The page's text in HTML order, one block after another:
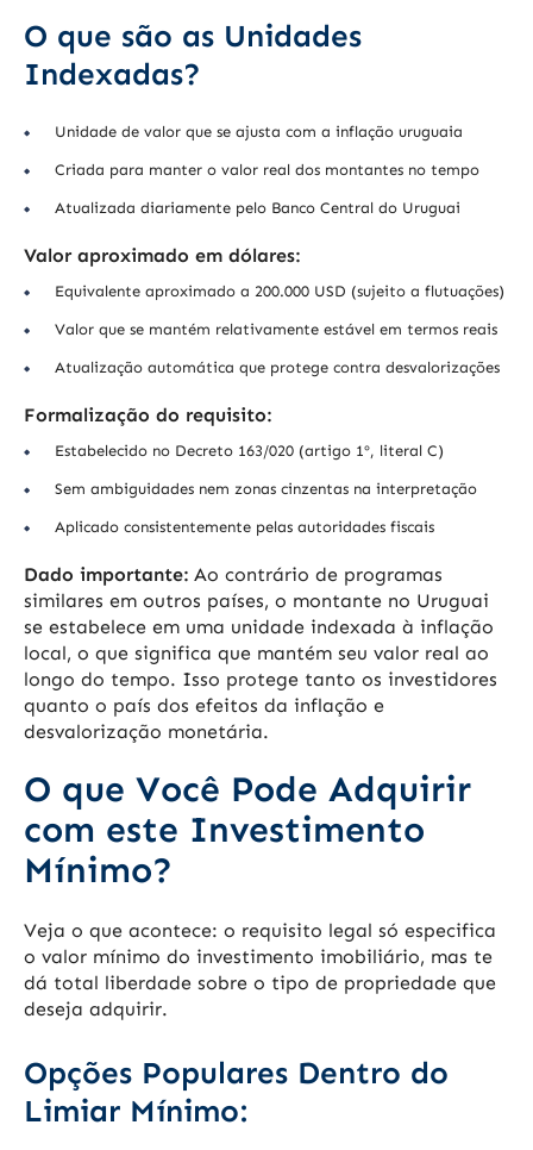
O que são as Unidades
Indexadas?
Unidade de valor que se ajusta com a inflação uruguaia
Criada para manter o valor real dos montantes no tempo
Atualizada diariamente pelo Banco Central do Uruguai
Valor aproximado em dólares:
Equivalente aproximado a 200.000 USD (sujeito a flutuações)
Valor que se mantém relativamente estável em termos reais
Atualização automática que protege contra desvalorizações
Formalização do requisito:
Estabelecido no Decreto 163/020 (artigo 1º, literal C)
Sem ambiguidades nem zonas cinzentas na interpretação
Aplicado consistentemente pelas autoridades fiscais
Dado importante: Ao contrário de programas
similares em outros países, o montante no Uruguai
se estabelece em uma unidade indexada à inflação
local, o que significa que mantém seu valor real ao
longo do tempo. Isso protege tanto os investidores
quanto o país dos efeitos da inflação e
desvalorização monetária.
O que Você Pode Adquirir
com este Investimento
Mínimo?
Veja o que acontece: o requisito legal só especifica
o valor mínimo do investimento imobiliário, mas te
dá total liberdade sobre o tipo de propriedade que
deseja adquirir.
Opções Populares Dentro do
Limiar Mínimo: